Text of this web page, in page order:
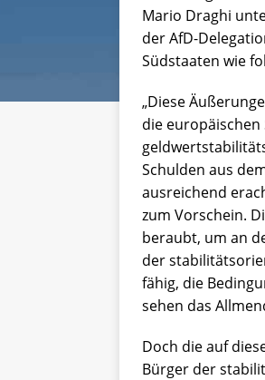
Mario Draghi
der AfD-
Südstaaten wie
„Diese
die
Schulden aus
ausreichend
zum Vorschein.
beraubt, um an
der
fähig, die
sehen das
Doch die auf
Bürger der